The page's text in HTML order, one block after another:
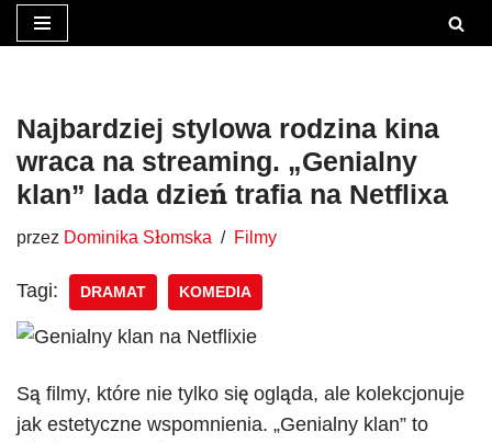
treści
Najbardziej stylowa rodzina kina
wraca na streaming. „Genialny
klan” lada dzień trafia na Netflixa
przez Dominika Słomska Filmy
Tagi: DRAMAT KOMEDIA
Są filmy, które nie tylko się ogląda, ale kolekcjonuje
jak estetyczne wspomnienia. „Genialny klan” to